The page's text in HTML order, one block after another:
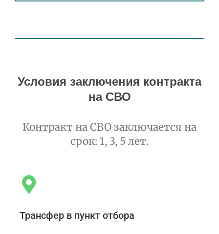
Условия заключения контракта
на СВО
Контракт на СВО заключается на
срок: 1, 3, 5 лет.
Трансфер в пункт отбора